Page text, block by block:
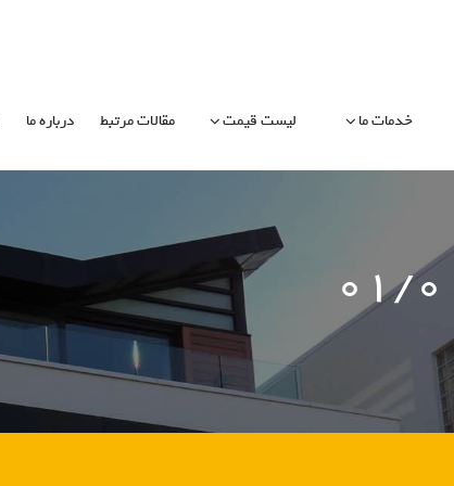
خدمات ما لیست قیمت مقالات مرتبط درباره ما